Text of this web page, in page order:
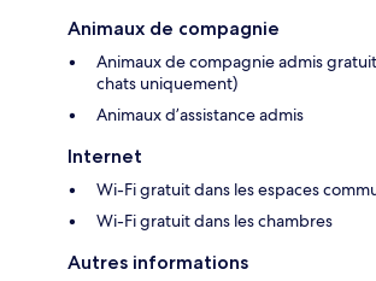
Animaux de compagnie
Animaux de compagnie admis
chats uniquement)
Animaux d’assistance admis
Internet
Wi-Fi gratuit dans les espaces
Wi-Fi gratuit dans les chambres
Autres informations